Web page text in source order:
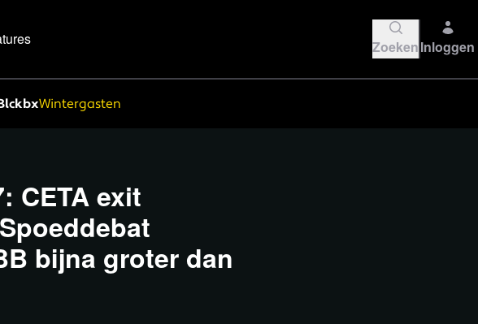
ZoekenInloggen
Wintergasten
CETA exit
bijna groter dan